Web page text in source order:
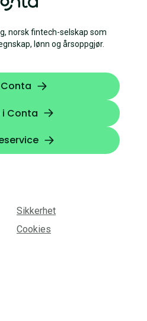
norsk fintech-selskap som
lønn og årsoppgjør.
Conta
Sikkerhet
Cookies